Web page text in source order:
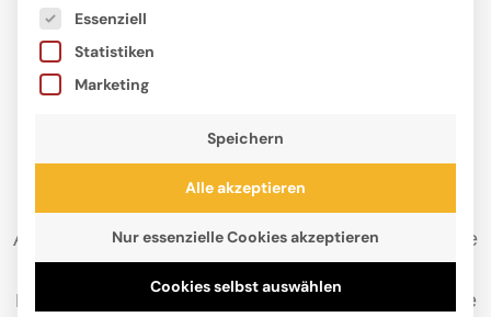
Anke Hopfengart, 1969 in Koblenz geboren, studierte
Philosophie. Nach dem Studium war sie einige Jahre
Es folgt eine Liste der Service-Gruppen, für die
Essenziell
Statistiken
Marketing
Speichern
Alle akzeptieren
Nur essenzielle Cookies akzeptieren
Cookies selbst auswählen